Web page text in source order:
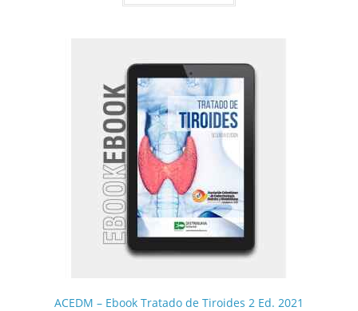
ACEDM – Ebook Tratado de Tiroides 2 Ed. 2021